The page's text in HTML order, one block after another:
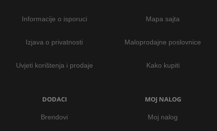
Informacije o isporuci
Izjava o privatnosti
Uvjeti korištenja i prodaje
Mapa sajta
Maloprodajne poslovnice
Kako kupiti
DODACI
Brendovi
MOJ NALOG
Moj nalog